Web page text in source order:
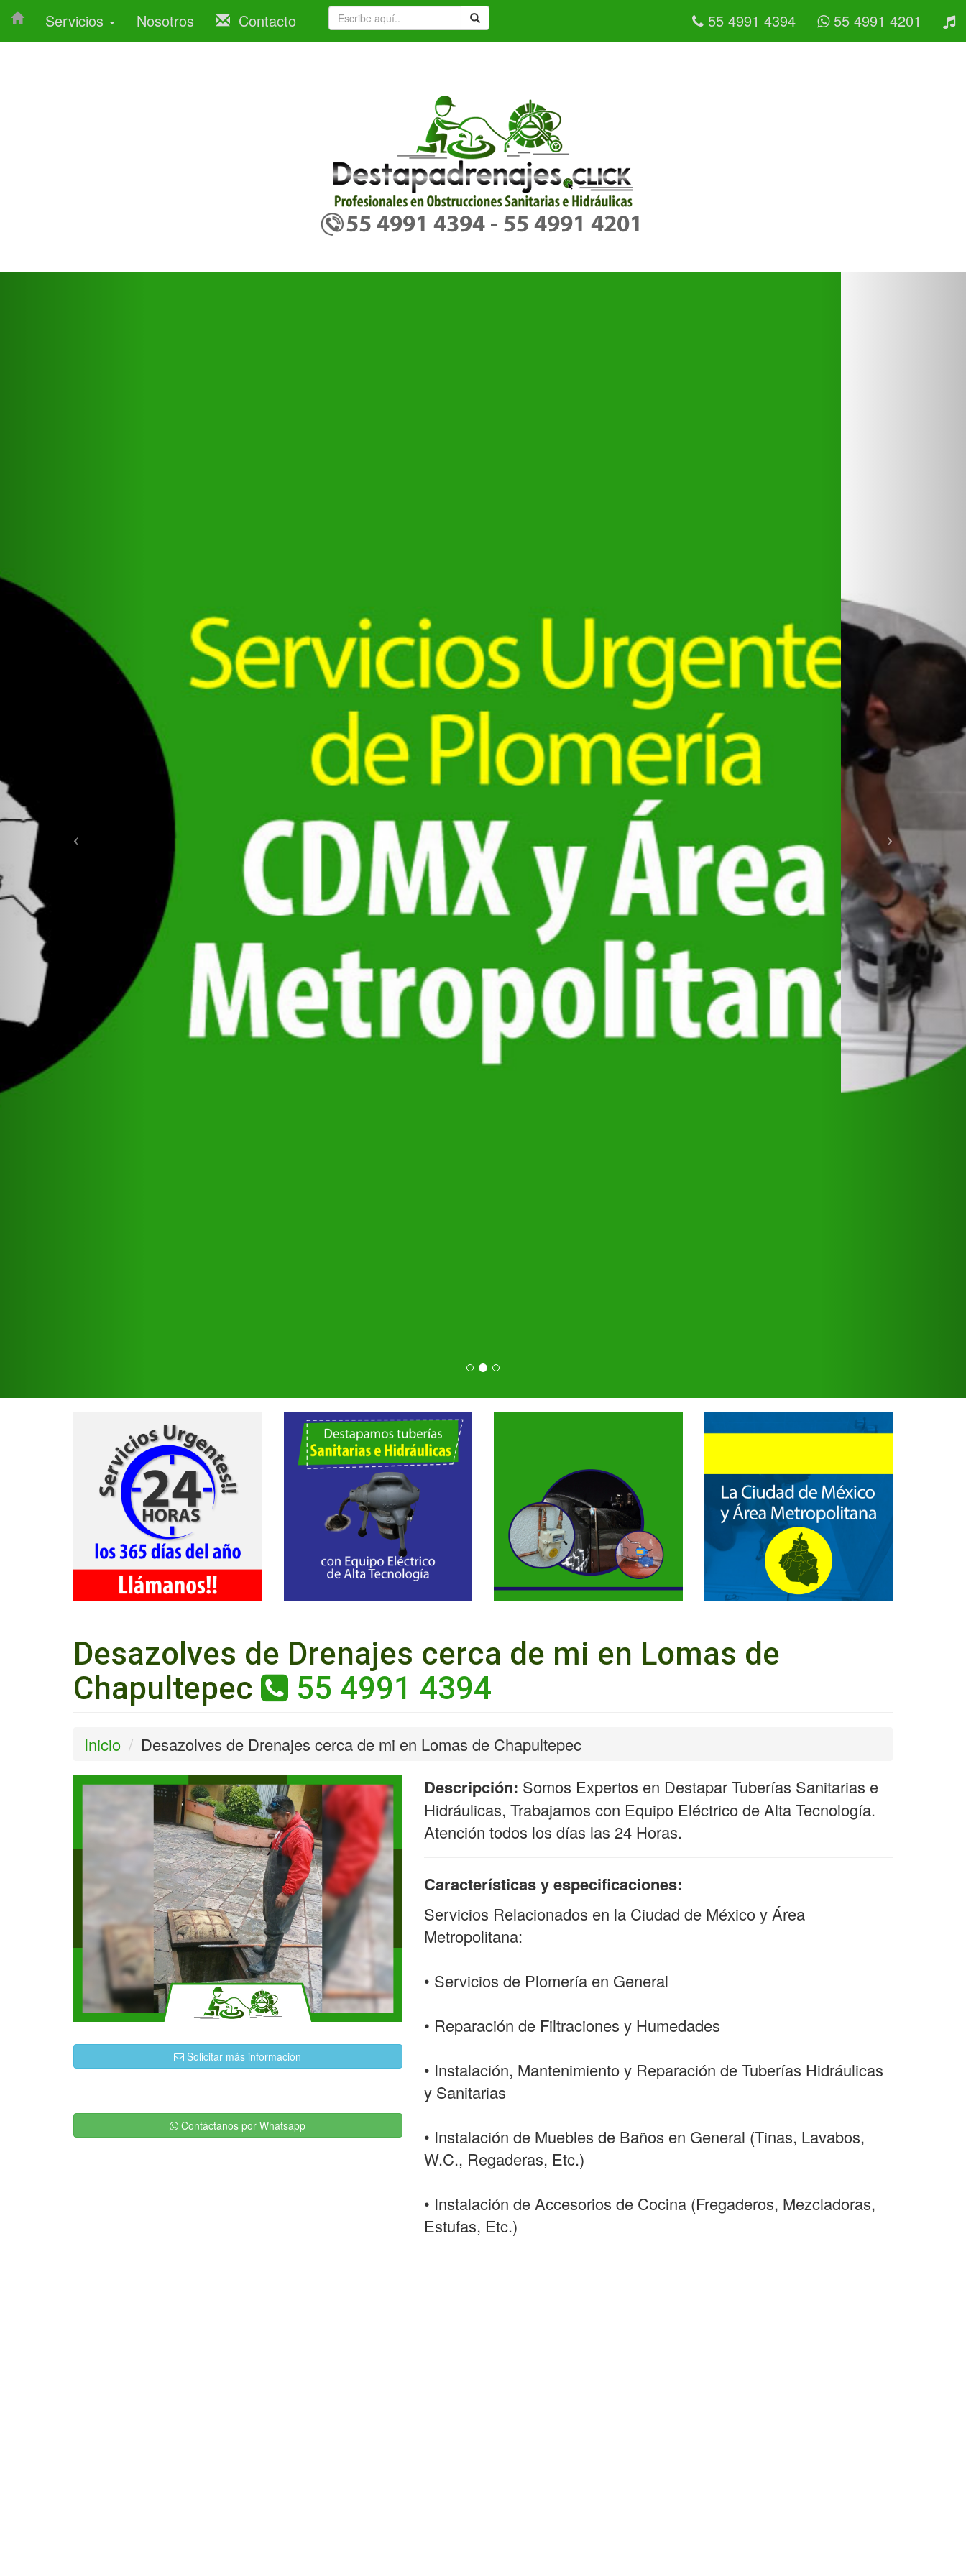
Servicios Nosotros Contacto 55 4991 4394 55 4991 4201
Desazolves de Drenajes cerca de mi en Lomas de
Chapultepec
55 4991 4394
Inicio Desazolves de Drenajes cerca de mi en Lomas de Chapultepec
Solicitar más información
Contáctanos por Whatsapp
Descripción: Somos Expertos en Destapar Tuberías Sanitarias e
Hidráulicas, Trabajamos con Equipo Eléctrico de Alta Tecnología.
Atención todos los días las 24 Horas.
Características y especificaciones:
Servicios Relacionados en la Ciudad de México y Área
Metropolitana:
• Servicios de Plomería en General
• Reparación de Filtraciones y Humedades
• Instalación, Mantenimiento y Reparación de Tuberías Hidráulicas
y Sanitarias
• Instalación de Muebles de Baños en General (Tinas, Lavabos,
W.C., Regaderas, Etc.)
• Instalación de Accesorios de Cocina (Fregaderos, Mezcladoras,
Estufas, Etc.)